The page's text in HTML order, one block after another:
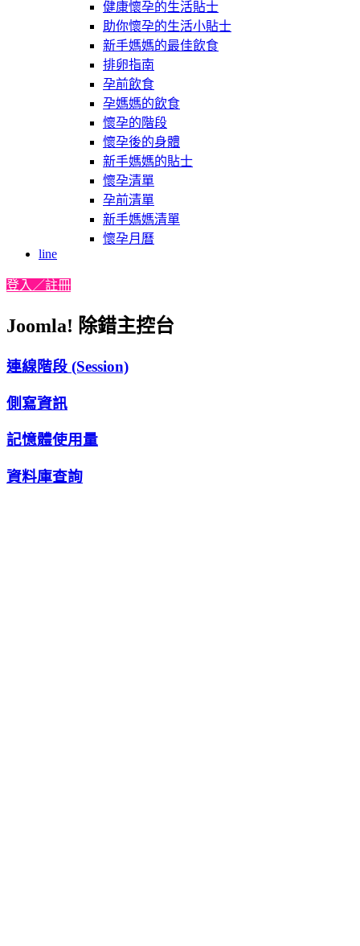
健康懷孕的生活貼士
助你懷孕的生活小貼士
新手媽媽的最佳飲食
排卵指南
孕前飲食
孕媽媽的飲食
懷孕的階段
懷孕後的身體
新手媽媽的貼士
懷孕清單
孕前清單
新手媽媽清單
懷孕月曆
line
登入／註冊
Joomla! 除錯主控台
連線階段 (Session)
側寫資訊
記憶體使用量
資料庫查詢